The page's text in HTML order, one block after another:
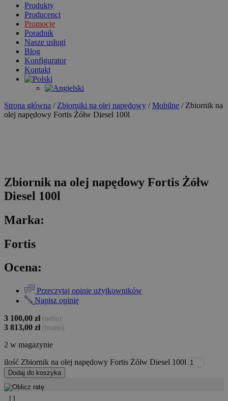
Produkty
Producenci
Promocje
Poradnik
Nasze usługi
Blog
Konfigurator
Kontakt
Strona główna / Zbiorniki na olej napędowy /Mobilne / Zbiornik na
olej napędowy Fortis Żółw Diesel 100l
Zbiornik na olej napędowy Fortis Żółw
Diesel 100l
Marka:
Fortis
Ocena:
Przeczytaj opinie użytkowników
Napisz opinię
3 100,00 zł (netto)
3 813,00 zł (brutto)
2 w magazynie
ilość Zbiornik na olej napędowy Fortis Żółw Diesel 100l
Dodaj do koszyka